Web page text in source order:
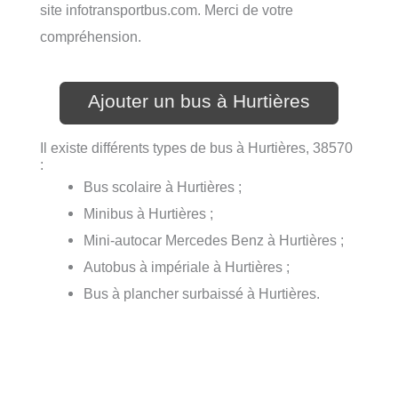
site infotransportbus.com. Merci de votre
compréhension.
Ajouter un bus à Hurtières
Il existe différents types de bus à Hurtières, 38570
:
Bus scolaire à Hurtières ;
Minibus à Hurtières ;
Mini-autocar Mercedes Benz à Hurtières ;
Autobus à impériale à Hurtières ;
Bus à plancher surbaissé à Hurtières.